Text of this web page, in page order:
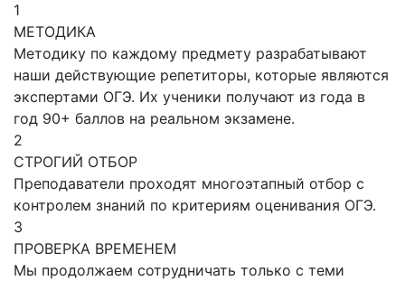
1
МЕТОДИКА
Методику по каждому предмету разрабатывают
наши действующие репетиторы, которые являются
экспертами ОГЭ. Их ученики получают из года в
год 90+ баллов на реальном экзамене.
2
СТРОГИЙ ОТБОР
Преподаватели проходят многоэтапный отбор с
контролем знаний по критериям оценивания ОГЭ.
3
ПРОВЕРКА ВРЕМЕНЕМ
Мы продолжаем сотрудничать только с теми